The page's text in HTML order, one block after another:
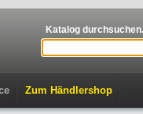
Katalog
Zum Händlershop